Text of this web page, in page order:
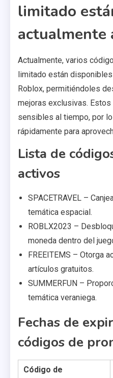
limitado
actualmente
Actualmente, varios
limitado están
Roblox, permitiéndoles
mejoras exclusivas.
sensibles al tiempo, por
rápidamente para
Lista de
activos
SPACETRAVEL –
temática espacial.
ROBLX2023 –
moneda dentro del
FREEITEMS – Otorga
artículos gratuitos.
SUMMERFUN –
temática veraniega.
Fechas de
códigos de
Código de